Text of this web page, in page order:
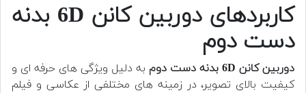
کاربردهای دوربین کانن 6D بدنه
دست دوم
دوربین کانن 6D بدنه دست دوم
به دلیل ویژگی های حرفه ای و
کیفیت بالای تصویر، در زمینه های مختلفی از عکاسی و فیلم